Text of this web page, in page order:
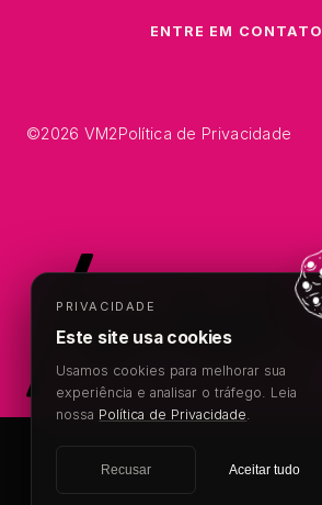
ENTRE EM CONTATO
©2026 VM2Política de Privacidade
PRIVACIDADE
Este site usa cookies
Usamos cookies para melhorar sua
experiência e analisar o tráfego. Leia
nossa Política de Privacidade.
Recusar Aceitar tudo